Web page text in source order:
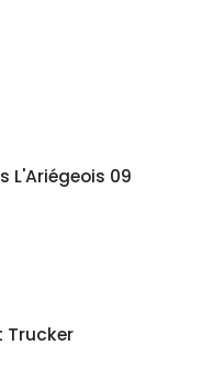
L'Ariégeois 09
Trucker